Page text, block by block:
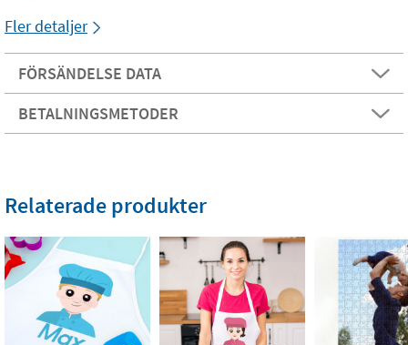
Fler detaljer
FÖRSÄNDELSE DATA
BETALNINGSMETODER
Relaterade produkter